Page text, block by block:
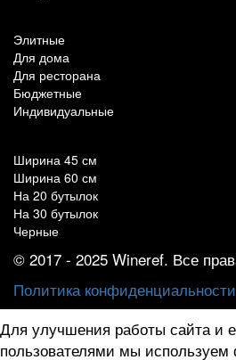
Элитные
Для дома
Для ресторана
Бюджетные
Индивидуальные
Ширина 45 см
Ширина 60 см
На 20 бутылок
На 30 бутылок
Черные
© 2017 - 2025 Wineref. Все
Политика
Для улучшения работы сайта и
пользователями мы